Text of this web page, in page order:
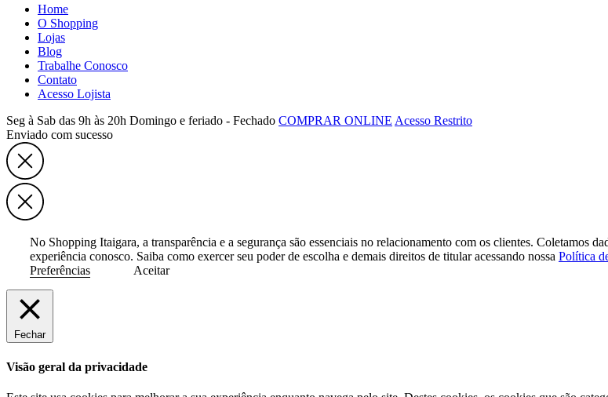
Home
O Shopping
Lojas
Blog
Trabalhe Conosco
Contato
Acesso Lojista
Seg à Sab das 9h às 20h Domingo e feriado - Fechado COMPRAR ONLINE Acesso Restrito
Enviado com sucesso
No Shopping Itaigara, a transparência e a segurança são essenciais no relacionamento com os clientes. Coletamos
experiência conosco. Saiba como exercer seu poder de escolha e demais direitos de titular acessando nossa Política
Preferências
Aceitar
Fechar
Visão geral da privacidade